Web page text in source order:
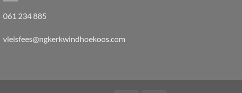
061 234 885
vleisfees@ngkerkwindhoekoos.com